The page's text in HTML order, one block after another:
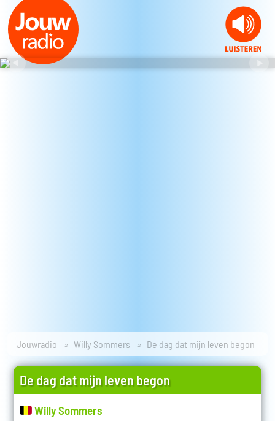
Jouwradio Willy Sommers De dag dat mijn leven begon
De dag dat mijn leven begon
Willy Sommers